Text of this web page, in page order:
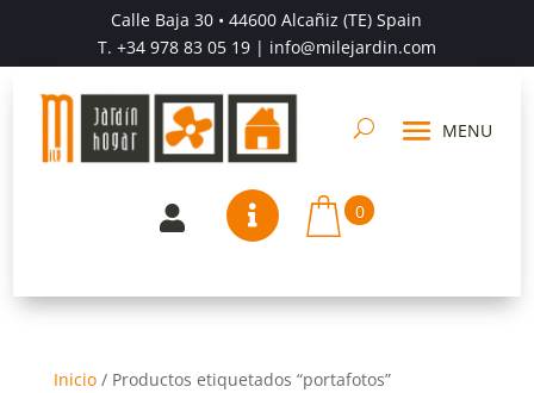
Calle Baja 30 • 44600 Alcañiz (TE) Spain
T. +34 978 83 05 19| info@milejardin.com
  0
Inicio/ Productos etiquetados “portafotos”